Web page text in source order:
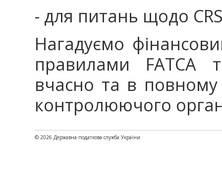
- для питань щодо
Нагадуємо
правилами FATCA
вчасно та в повному
контролюючого
© 2026 Державна податкова служба України